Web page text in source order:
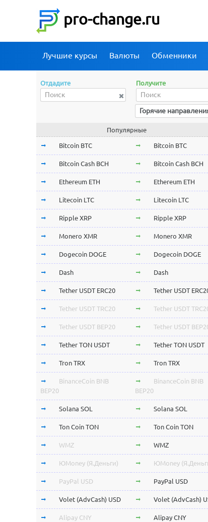
pro-change.ru
Лучшие курсы Валюты Обменники
Отдадите Получите
Горячие
Популярные
Bitcoin BTC Bitcoin BTC
Bitcoin Cash BCH Bitcoin Cash BCH
Ethereum ETH Ethereum ETH
Litecoin LTC Litecoin LTC
Ripple XRP Ripple XRP
Monero XMR Monero XMR
Dogecoin DOGE Dogecoin DOGE
Dash Dash
Tether USDT ERC20 Tether USDT
Tether USDT TRC20 Tether USDT
Tether USDT BEP20 Tether USDT
Tether TON USDT Tether TON USDT
Tron TRX Tron TRX
BinanceCoin BNB
BEP20
BinanceCoin BNB
BEP20
Solana SOL Solana SOL
Ton Coin TON Ton Coin TON
WMZ WMZ
ЮMoney (Я.Деньги) ЮMoney
PayPal USD PayPal USD
Volet (AdvCash) USD Volet (AdvCash)
Alipay CNY Alipay CNY